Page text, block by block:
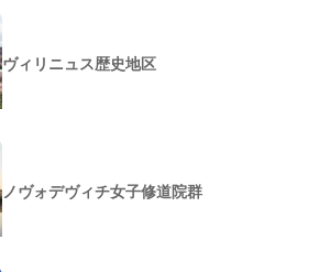
ヴィリニュス歴史地区
ノヴォデヴィチ女子修道院群